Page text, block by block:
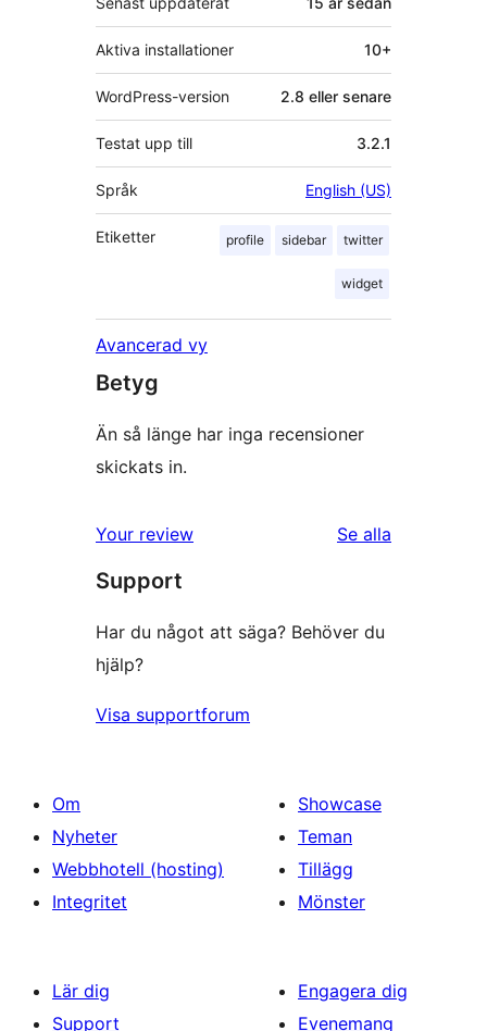
Aktiva installationer 10+
WordPress-version 2.8 eller senare
Testat upp till 3.2.1
Språk English (US)
Etiketter profile sidebar twitter
widget
Avancerad vy
Betyg
Än så länge har inga recensioner
skickats in.
Your review Se alla
Support
Har du något att säga? Behöver du
hjälp?
Visa supportforum
Om
Nyheter
Webbhotell (hosting)
Integritet
Showcase
Teman
Tillägg
Mönster
Lär dig
Support
Engagera dig
Evenemang